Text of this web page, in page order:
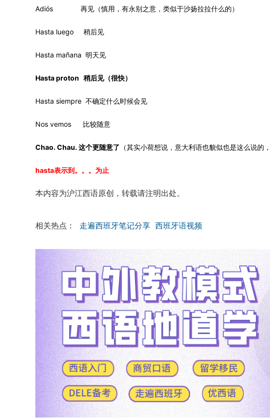
Adiós 再见（慎用，有永别之意，类似于沙扬拉拉什么的）
Hasta luego 稍后见
Hasta mañana 明天见
Hasta proton 稍后见（很快）
Hasta siempre 不确定什么时候会见
Nos vemos 比较随意
Chao. Chau. 这个更随意了 （其实小荷想说，意大利语也貌似也是这么说的
hasta表示到。。。为止
本内容为沪江西语原创，转载请注明出处。
相关热点： 走遍西班牙笔记分享 西班牙语视频